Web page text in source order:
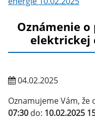
Oznámenie
elektrickej
04.02.2025
Oznamujeme Vám, že
07:30 do: 10.02.2025